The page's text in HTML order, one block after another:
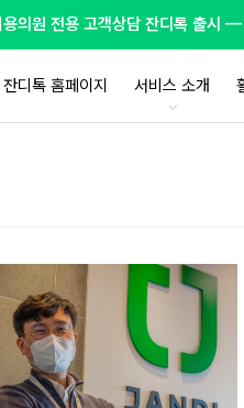
용의원 전용 고객상담 잔디톡 출시
잔디톡 홈페이지 서비스 소개